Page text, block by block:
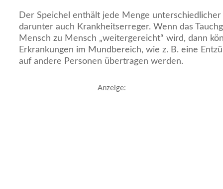
Der Speichel enthält jede Menge
darunter auch Krankheitserreger. Wenn das
Mensch zu Mensch „weitergereicht“ wird, dann
Erkrankungen im Mundbereich, wie z. B. eine
auf andere Personen übertragen werden.
Anzeige: